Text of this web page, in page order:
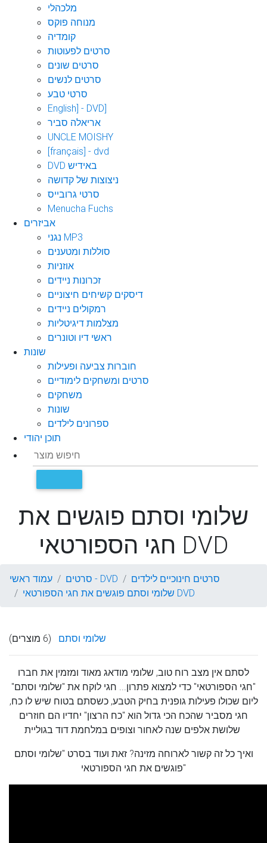
מלכהלי
מנוחה פוקס
קומדיה
סרטים לפעוטות
סרטים שונים
סרטים לנשים
סרטי טבע
English] - DVD]
אריאלה סביר
UNCLE MOISHY
[français] - dvd
DVD באידיש
ניצוצות של קדושה
סרטי גרובייס
Menucha Fuchs
אביזרים
נגני MP3
סוללות ומטענים
אוזניות
זכרונות ניידים
דיסקים קשיחים חיצוניים
רמקולים ניידים
מצלמות דיגיטליות
ראשי דיו וטונרים
שונות
חוברות צביעה ופעילות
סרטים ומשחקים לימודיים
משחקים
שונות
ספרונים לילדים
תוכן יהודי
שלומי וסתם פוגשים את
חגי הספורטאי DVD
עמוד ראשי סרטים - DVD
סרטים חינוכיים לילדים
שלומי וסתם פוגשים את חגי הספורטאי DVD
שלומי וסתם (6 מוצרים)
לסתם אין מצב רוח טוב, שלומי מודאג מאוד ומזמין את חברו
"חגי הספורטאי" כדי למצוא פתרון... חגי לוקח את "שלומי וסתם"
ליום שכולו פעילות גופנית בחיק הטבע, כשסתם בטוח שיש לו כח,
חגי מסביר שהכח הכי גדול הוא "כח הרצון" יחדיו הם חוזרים
ואיך כל זה קשור לארוחה מזינה? זאת ועוד בסרט "שלומי וסתם
פוגשים את חגי הספורטאי"